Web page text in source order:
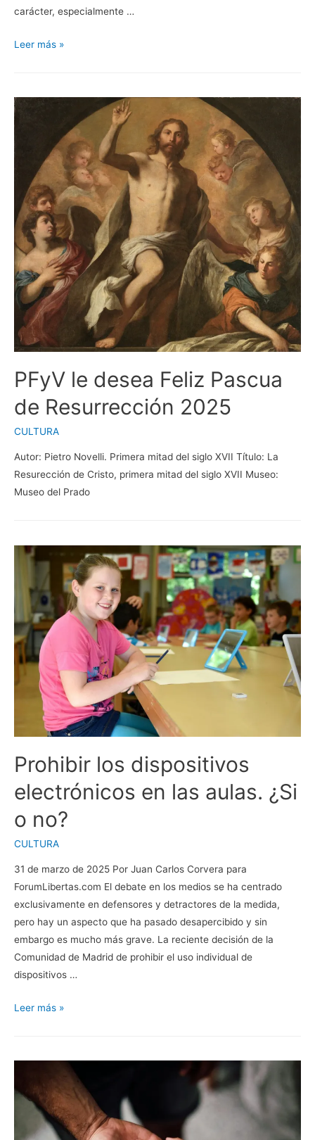
carácter, especialmente …
La
leer
para
educación
carácter
Leer más »
PFyV le desea Feliz Pascua
de Resurrección 2025
CULTURA
Autor: Pietro Novelli. Primera mitad del siglo XVII Título: La
Resurección de Cristo, primera mitad del siglo XVII Museo:
Museo del Prado
Prohibir los dispositivos
electrónicos en las aulas. ¿Si
o no?
CULTURA
31 de marzo de 2025 Por Juan Carlos Corvera para
ForumLibertas.com El debate en los medios se ha centrado
exclusivamente en defensores y detractores de la medida,
pero hay un aspecto que ha pasado desapercibido y sin
embargo es mucho más grave. La reciente decisión de la
Comunidad de Madrid de prohibir el uso individual de
dispositivos …
Prohibir
electrónicos
las
aulas.
Leer más »